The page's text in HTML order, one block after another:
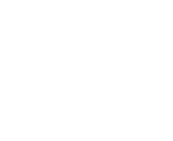
del aula
una foto a mi perfil?
el área personal del